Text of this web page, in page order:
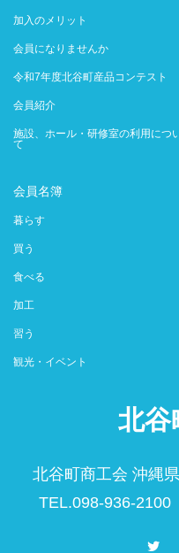
加入のメリット
会員になりませんか
令和7年度北谷町産品コンテスト
会員紹介
施設、ホール・研修室の利用につ
て
会員名簿
暮らす
買う
食べる
加工
習う
観光・イベント
北谷
北谷町商工会 沖縄
TEL.098-936-2100
Instagram
RSS